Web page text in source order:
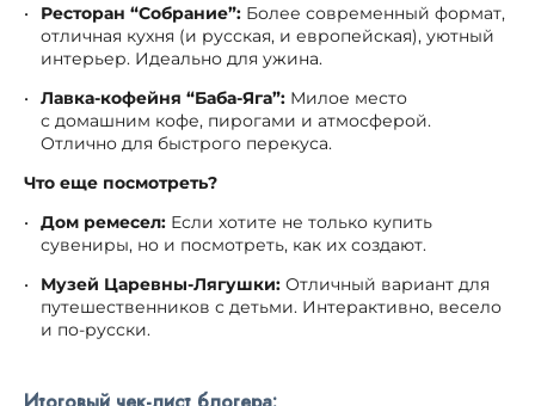
Ресторан “Собрание”: Более современный формат,
отличная кухня (и русская, и европейская), уютный
интерьер. Идеально для ужина.
Лавка-кофейня “Баба-Яга”: Милое место
с домашним кофе, пирогами и атмосферой.
Отлично для быстрого перекуса.
Что еще посмотреть?
Дом ремесел: Если хотите не только купить
сувениры, но и посмотреть, как их создают.
Музей Царевны-Лягушки: Отличный вариант для
путешественников с детьми. Интерактивно, весело
и по-русски.